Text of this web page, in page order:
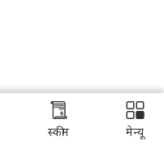
स्कीम मेन्यू